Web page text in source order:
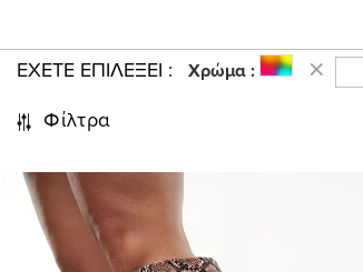
ΕΧΕΤΕ ΕΠΙΛΕΞΕΙ Χρώμα :
Φίλτρα